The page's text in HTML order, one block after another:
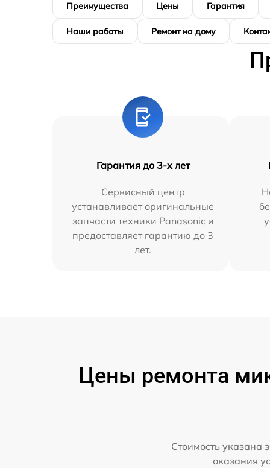
Преимущества Цены Гарантия
Наши работы Ремонт на дому
Гарантия до 3-х лет
Сервисный центр
устанавливает оригинальные
запчасти техники Panasonic и
предоставляет гарантию до 3
лет.
Цены ремонта
Стоимость указана
оказания